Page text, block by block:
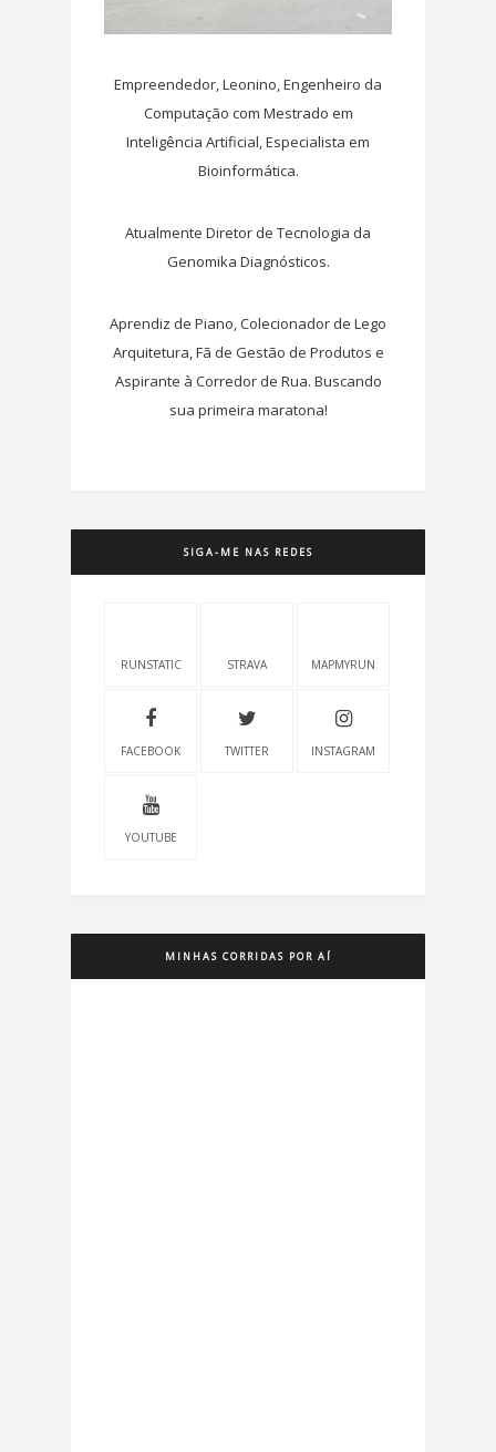
Empreendedor, Leonino, Engenheiro da
Computação com Mestrado em
Inteligência Artificial, Especialista em
Bioinformática.
Atualmente Diretor de Tecnologia da
Genomika Diagnósticos.
Aprendiz de Piano, Colecionador de Lego
Arquitetura, Fã de Gestão de Produtos e
Aspirante à Corredor de Rua. Buscando
sua primeira maratona!
SIGA-ME NAS REDES
RUNSTATIC STRAVA MAPMYRUN
FACEBOOK TWITTER INSTAGRAM
YOUTUBE
MINHAS CORRIDAS POR AÍ